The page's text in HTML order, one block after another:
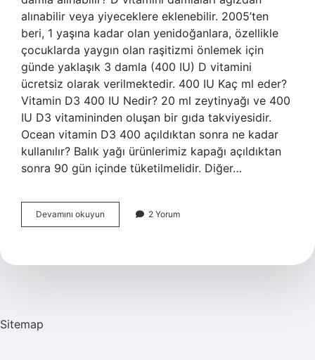
alınabilir veya yiyeceklere eklenebilir. 2005’ten
beri, 1 yaşına kadar olan yenidoğanlara, özellikle
çocuklarda yaygın olan raşitizmi önlemek için
günde yaklaşık 3 damla (400 IU) D vitamini
ücretsiz olarak verilmektedir. 400 IU Kaç ml eder?
Vitamin D3 400 IU Nedir? 20 ml zeytinyağı ve 400
IU D3 vitamininden oluşan bir gıda takviyesidir.
Ocean vitamin D3 400 açıldıktan sonra ne kadar
kullanılır? Balık yağı ürünlerimiz kapağı açıldıktan
sonra 90 gün içinde tüketilmelidir. Diğer…
Devamını okuyun
Vitamin
Kaç
2 Yorum
Sitemap